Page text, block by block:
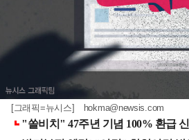
[그래픽=뉴시스] hokma@newsis.com